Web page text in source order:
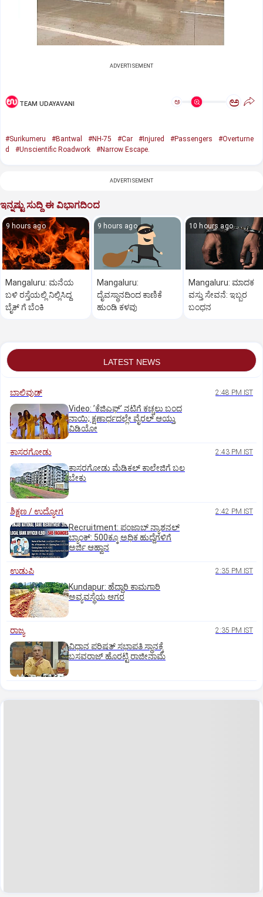
ADVERTISEMENT
TEAM UDAYAVANI ಅ ಅ
#Surikumeru #Bantwal #NH-75 #Car #Injured #Passengers
#Overturne
d
#Unscientific Roadwork #Narrow Escape.
ADVERTISEMENT
ಇನ್ನಷ್ಟು ಸುದ್ದಿ ಈ ವಿಭಾಗದಿಂದ
9 hours ago
Mangaluru: ಮನೆಯ
ಬಳಿ ರಸ್ತೆಯಲ್ಲಿ ನಿಲ್ಲಿಸಿದ್ದ
ಬೈಕ್ ಗೆ ಬೆಂಕಿ
9 hours ago
Mangaluru:
ದೈವಸ್ಥಾನದಿಂದ ಕಾಣಿಕೆ
ಹುಂಡಿ ಕಳವು
10 hours ago
Mangaluru: ಮಾದಕ
ವಸ್ತು ಸೇವನೆ: ಇಬ್ಬರ
ಬಂಧನ
LATEST NEWS
ಬಾಲಿವುಡ್‌ 2:48 PM IST
Video: ʼಕೆಜಿಎಫ್‌ʼ ನಟಿಗೆ ಕಚ್ಚಲು ಬಂದ
ನಾಯಿ; ಕ್ಷಣಾರ್ಧದಲ್ಲೇ ವೈರಲ್‌ ಆಯ್ತು
ವಿಡಿಯೋ
ಕಾಸರಗೋಡು 2:43 PM IST
ಕಾಸರಗೋಡು ಮೆಡಿಕಲ್‌ ಕಾಲೇಜಿಗೆ ಬಲ
ಬೇಕು
ಶಿಕ್ಷಣ / ಉದ್ಯೋಗ 2:42 PM IST
Recruitment: ಪಂಜಾಬ್‌ ನ್ಯಾಶನಲ್‌
ಬ್ಯಾಂಕ್:‌ 500ಕ್ಕೂ ಅಧಿಕ ಹುದ್ದೆಗಳಿಗೆ
ಅರ್ಜಿ ಆಹ್ವಾನ
ಉಡುಪಿ 2:35 PM IST
Kundapur: ಹೆದ್ದಾರಿ ಕಾಮಗಾರಿ
ಅವ್ಯವಸ್ಥೆಯ ಆಗರ
ರಾಜ್ಯ 2:35 PM IST
ವಿಧಾನ ಪರಿಷತ್ ಸಭಾಪತಿ ಸ್ಥಾನಕ್ಕೆ
ಬಸವರಾಜ್ ಹೊರಟ್ಟಿ ರಾಜೀನಾಮೆ